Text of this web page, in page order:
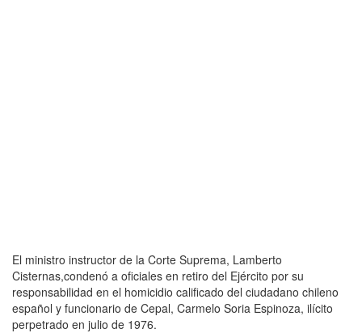
El ministro instructor de la Corte Suprema, Lamberto
Cisternas,condenó a oficiales en retiro del Ejército por su
responsabilidad en el homicidio calificado del ciudadano chileno
español y funcionario de Cepal, Carmelo Soria Espinoza, ilícito
perpetrado en julio de 1976.